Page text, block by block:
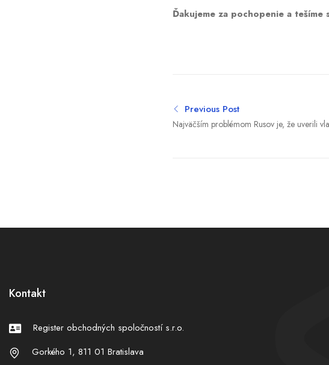
Ďakujeme za pochopenie a tešíme
Previous Post
Najväčším problémom Rusov je, že uverili
Kontakt
Register obchodných spoločností s.r.o.
Gorkého 1, 811 01 Bratislava